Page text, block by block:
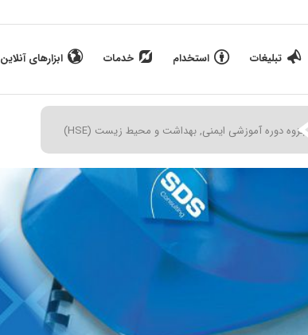
تبلیغات استخدام خدمات ابزارهای آنلاین
جزوه دوره آموزشی ایمنی, بهداشت و محیط زیست (HSE)